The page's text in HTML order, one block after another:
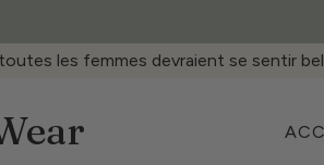
les femmes devraient se sentir